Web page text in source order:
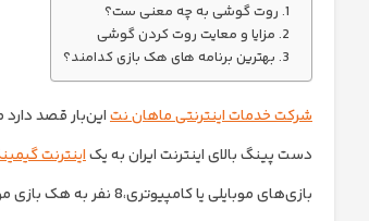
روت گوشی به چه معنی ست؟
مزایا و معایت روت کردن گوشی
بهترین برنامه های هک بازی کدامند؟
شرکت خدمات اینترنتی ماهان نتاین‌بار قصد
دست پینگ بالای اینترنت ایران به یکاینترنت
بازی‌های موبایلی یا کامپیوتری،8 نفر به هک بازی مورد علاقه خود فکر کرده‎اند و به دنبال